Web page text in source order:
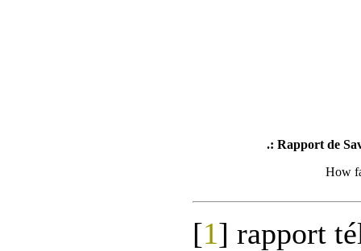
.: Rapport de
How
[1] rapport